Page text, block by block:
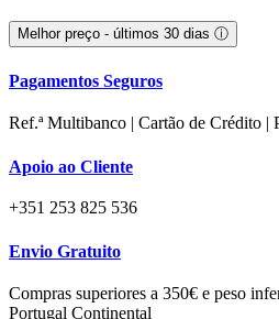
Melhor preço - últimos 30 dias ⓘ
Pagamentos Seguros
Ref.ª Multibanco | Cartão de Crédito |
Apoio ao Cliente
+351 253 825 536
Envio Gratuito
Compras superiores a 350€ e peso
Portugal Continental